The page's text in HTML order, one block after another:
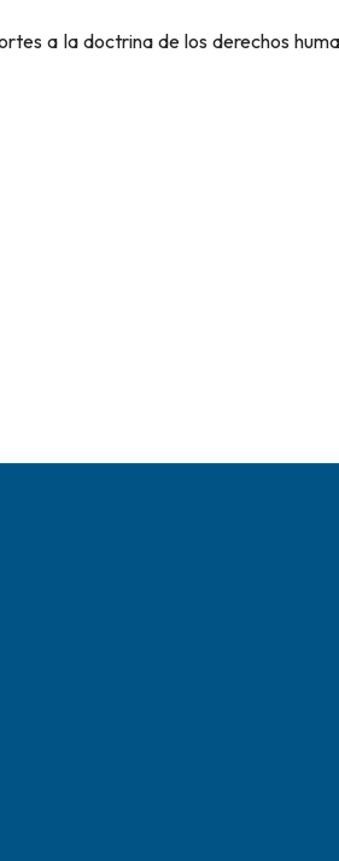
a la doctrina de los derechos